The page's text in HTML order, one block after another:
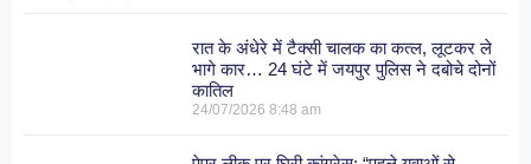
रात के अंधेरे में टैक्सी चालक का कत्ल, लूटकर ले
भागे कार… 24 घंटे में जयपुर पुलिस ने दबोचे दोनों
कातिल
24/07/20268:48 am